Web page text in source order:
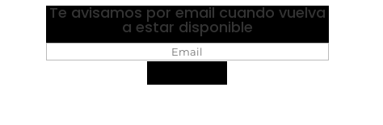
Te avisamos por email cuando vuelva
a estar disponible